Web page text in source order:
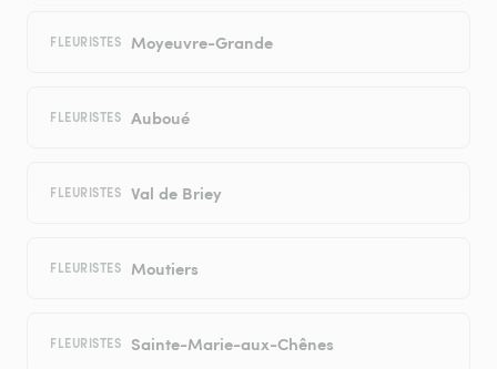
FLEURISTES Moyeuvre-Grande
FLEURISTES Auboué
FLEURISTES Val de Briey
FLEURISTES Moutiers
FLEURISTES Sainte-Marie-aux-Chênes